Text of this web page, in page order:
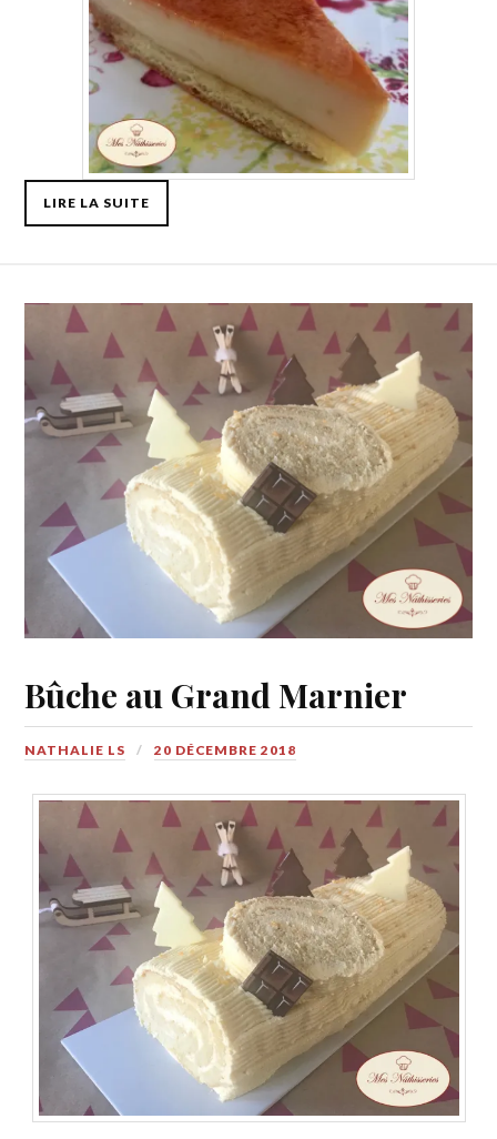
LIRE LA SUITE
Bûche au Grand Marnier
NATHALIE LS 20 DÉCEMBRE 2018